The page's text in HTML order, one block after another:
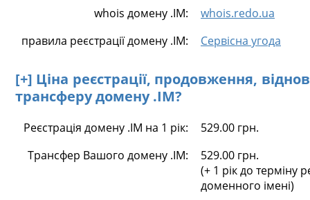
whois домену .IM:
whois.redo.ua
правила реєстрації домену .IM:
Сервісна угода
[+] Ціна реєстрації, продовження,
трансферу домену .IM?
Реєстрація домену .IM на 1 рік:
529.00 грн.
Трансфер Вашого домену .IM:
529.00 грн.
(+ 1 рік до терміну
доменного імені)